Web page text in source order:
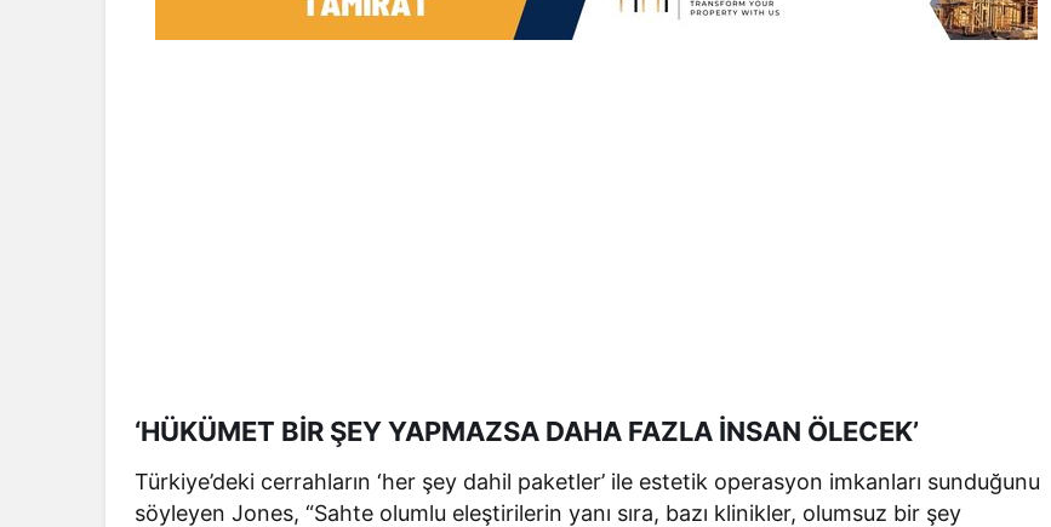
‘HÜKÜMET BİR ŞEY YAPMAZSA DAHA FAZLA İNSAN ÖLECEK’
Türkiye’deki cerrahların ‘her şey dahil paketler’ ile estetik operasyon imkanları sunduğunu
söyleyen Jones, “Sahte olumlu eleştirilerin yanı sıra, bazı klinikler, olumsuz bir şey